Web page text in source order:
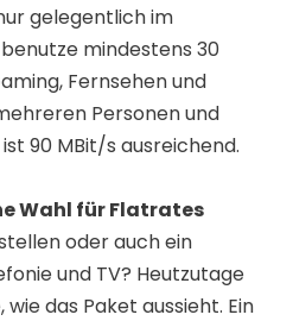
gelegentlich im
mindestens 30
Fernsehen und
Personen und
90 MBit/s ausreichend.
Wahl für Flatrates
oder auch ein
und TV? Heutzutage
wie das Paket aussieht. Ein